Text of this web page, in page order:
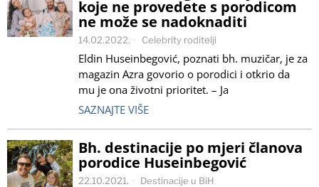
koje ne provedete s porodicom
ne može se nadoknaditi
14.02.2022. Celebrity roditelji
Eldin Huseinbegović, poznati bh. muzičar, je za
magazin Azra govorio o porodici i otkrio da
mu je ona životni prioritet. – Ja
SAZNAJTE VIŠE
Bh. destinacije po mjeri članova
porodice Huseinbegović
22.10.2021. Destinacije u BiH